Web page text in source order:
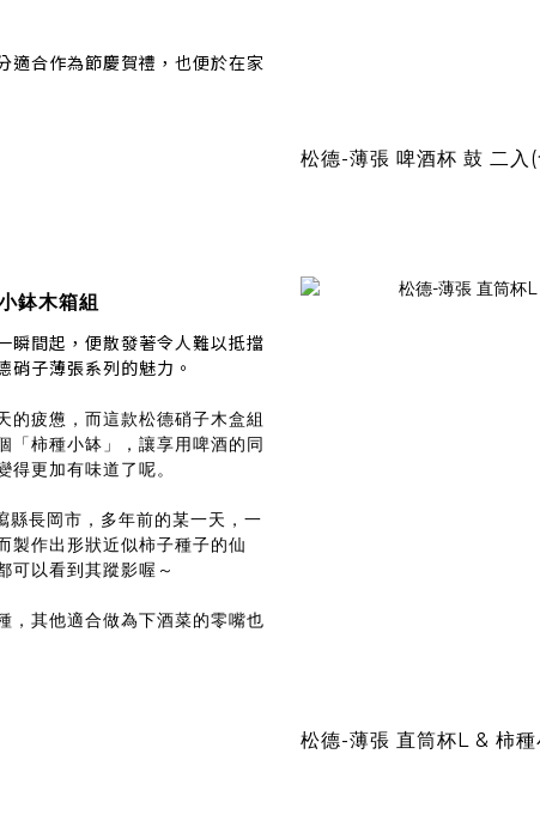
適合作為節慶賀禮，也便於在家
松德-薄張 啤酒杯 鼓 二入
鉢木箱組
瞬間起，便散發著令人難以抵擋
硝子薄張系列的魅力。
的疲憊，而這款松德硝子木盒組
「柿種小缽」，讓享用啤酒的同
更加有味道了呢。
長岡市，多年前的某一天，一
製作出形狀近似柿子種子的仙
可以看到其蹤影喔～
，其他適合做為下酒菜的零嘴也
松德-薄張 直筒杯L & 柿